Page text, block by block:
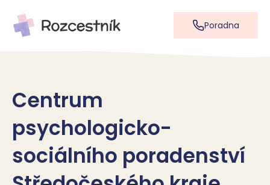
Poradna
Centrum
psychologicko-
sociálního poradenství